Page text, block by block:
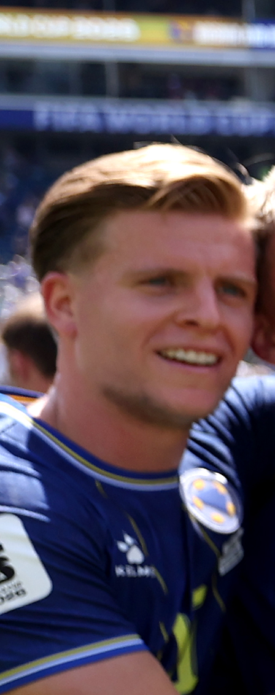
Interov novi igrač Petar Sučić (21) uzbuđen je
mogućnosti da sljedeće sezone igra u
derbiju protiv sunarodnjaka Luke Modrića (39).
Sučić je u Inter došao početkom lipnja iz Dinama
milijuna eura i već je debitirao na Klupskom
prvenstvu u SAD-u.
Prošle sezone nije uspio osvojiti hrvatsko
budući da je naslov u posljednjem kolu pripao
nakon čega je prešao u Inter. "Bilo je teško, ali to me
više motivira", izjavio je Sučić u intervjuu za
Repubblicu. "U Interu želim samome sebi
izazove. Zbog toga sam ovdje", dodao je
reprezentativac.
Sučić je rođen u Livnu, na jugozapadu
Hercegovine. "Odrastao sam na farmi, muzao sam
baka mi je platila nogometnu školu, a tata me tjerao
igri koristim obje noge", govorio je Sučić o
odrastanju tijekom kojeg je igrao za mostarski
pa iz njega 2022. došao u Dinamo.
"Nemam ničije postere. Studirao sam Modrića,
Iniestu, Xavija i Sergija Busquetsa. Sviđao mi se stil
Arsenala, ali ne želim nikoga imitirati. Želim
zapamćen po tome tko sam", izjavio je Interov
Sučić je s Interom potpisao ugovor do 2030.
Dosad je odigrao tri utakmice kao zamjena na
svjetskom prvenstvu, a pritom je ostvario
asistenciju.
Sučić je potvrdio da su mu sunarodnjaci Mateo
Ivan Perišić i Marcelo Brozović, bivši igrači
savjetovali odlazak na San Siro. Ondje bi u
sezoni mogao igrati protiv Modrića. "Gledao sam
nogomet deset godina, bilo bi fantastično igrati
njega", rekao je Sučić